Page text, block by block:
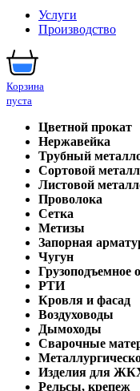
Услуги
Производство
Корзина
пуста
Цветной прокат
Нержавейка
Трубный
Сортовой
Листовой
Проволока
Сетка
Метизы
Запорная
Чугун
Грузоподъемное
РТИ
Кровля и фасад
Воздуховоды
Дымоходы
Сварочные
Изделия для
Рельсы, крепеж